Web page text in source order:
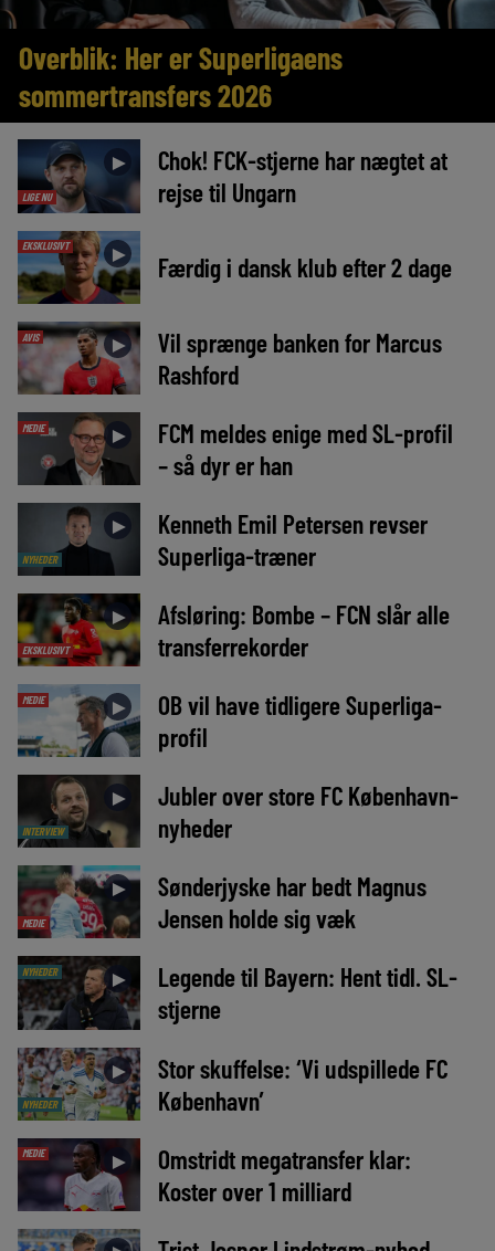
Overblik: Her er Superligaens
sommertransfers 2026
LIGE NU
►
Chok! FCK-stjerne har nægtet at
rejse til Ungarn
EKSKLUSIVT ► Færdig i dansk klub efter 2 dage
AVIS ►
Vil sprænge banken for Marcus
Rashford
MEDIE ►
FCM meldes enige med SL-profil
– så dyr er han
NYHEDER
►
Kenneth Emil Petersen revser
Superliga-træner
EKSKLUSIVT
►
Afsløring: Bombe – FCN slår alle
transferrekorder
MEDIE ►
OB vil have tidligere Superliga-
profil
INTERVIEW
►
Jubler over store FC København-
nyheder
MEDIE
►
Sønderjyske har bedt Magnus
Jensen holde sig væk
NYHEDER ►
Legende til Bayern: Hent tidl. SL-
stjerne
NYHEDER
►
Stor skuffelse: ‘Vi udspillede FC
København’
MEDIE ►
Omstridt megatransfer klar:
Koster over 1 milliard